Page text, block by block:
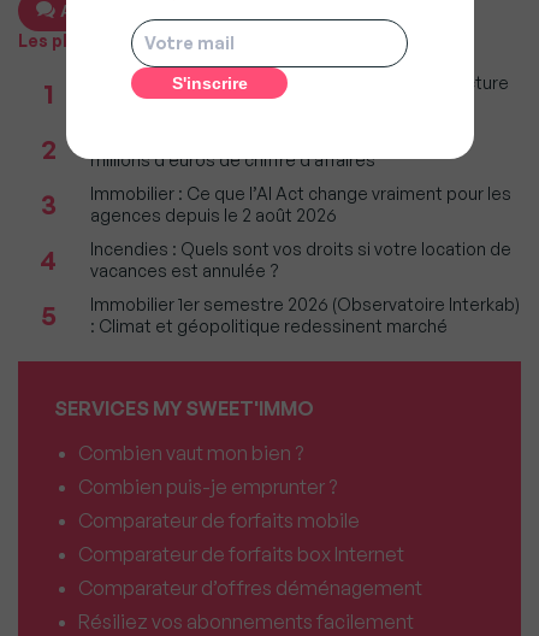
Ajouter un commentaire
Les plus populaires
1
Taxe foncière 2026 : Ces grandes villes où la facture
restera parmi les plus lourdes
2
millions d'euros de chiffre d'affaires
3
Immobilier : Ce que l’AI Act change vraiment pour les
agences depuis le 2 août 2026
4
Incendies : Quels sont vos droits si votre location de
vacances est annulée ?
5
Immobilier 1er semestre 2026 (Observatoire Interkab)
: Climat et géopolitique redessinent marché
SERVICES MY SWEET'IMMO
Combien vaut mon bien ?
Combien puis-je emprunter ?
Comparateur de forfaits mobile
Comparateur de forfaits box Internet
Comparateur d’offres déménagement
Résiliez vos abonnements facilement